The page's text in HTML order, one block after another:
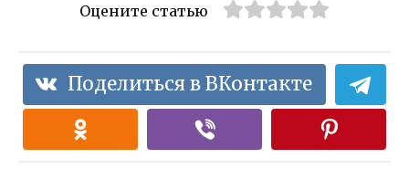
Оцените статью
Поделиться в ВКонтакте